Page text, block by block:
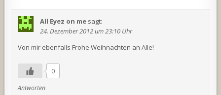
All Eyez on me sagt:
24. Dezember 2012 um 23:10 Uhr
Von mir ebenfalls Frohe Weihnachten an Alle!
0
Antworten